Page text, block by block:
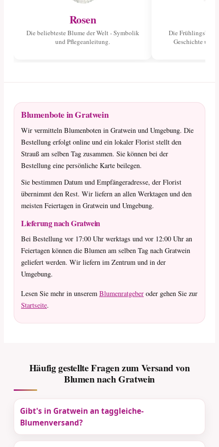
Rosen
Die beliebteste Blume der Welt - Symbolik
und Pflegeanleitung.
Die
Geschichte und
Blumenbote in Gratwein
Wir vermitteln Blumenboten in Gratwein und Umgebung. Die
Bestellung erfolgt online und ein lokaler Florist stellt den
Strauß am selben Tag zusammen. Sie können bei der
Bestellung eine persönliche Karte beilegen.
Sie bestimmen Datum und Empfängeradresse, der Florist
übernimmt den Rest. Wir liefern an allen Werktagen und den
meisten Feiertagen in Gratwein und Umgebung.
Lieferung nach Gratwein
Bei Bestellung vor 17:00 Uhr werktags und vor 12:00 Uhr an
Feiertagen können die Blumen am selben Tag nach Gratwein
geliefert werden. Wir liefern im Zentrum und in der
Umgebung.
Lesen Sie mehr in unserem Blumenratgeber oder gehen Sie zur
Startseite.
Häufig gestellte Fragen zum Versand von
Blumen nach Gratwein
Gibt's in Gratwein an taggleiche-
Blumenversand?